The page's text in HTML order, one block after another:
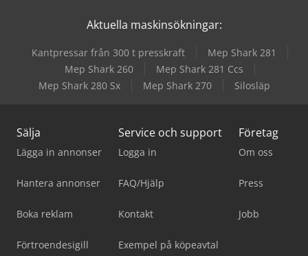
Aktuella maskinsökningar:
Kantpressar från 300 t presskraft
Mep Shark 281
Mep Shark 260
Mep Shark 281 Ccs
Mep Shark 280 Sx
Mep Shark 270 Silosläp
Sälja
Lägga in annonser
Hantera annonser
Boka reklam
Förtroendesigill
Service och support
Logga in
FAQ/Hjälp
Kontakt
Exempel på köpeavtal
Företag
Om oss
Press
Jobb